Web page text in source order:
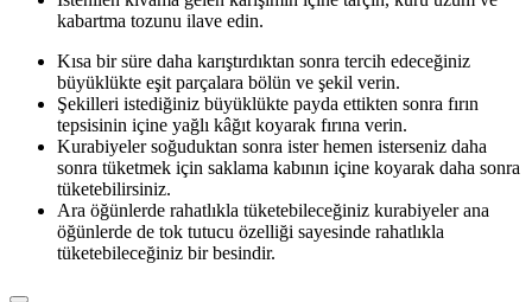
kabartma tozunu ilave edin.
Kısa bir süre daha karıştırdıktan sonra tercih edeceğiniz
büyüklükte eşit parçalara bölün ve şekil verin.
Şekilleri istediğiniz büyüklükte payda ettikten sonra fırın
tepsisinin içine yağlı kâğıt koyarak fırına verin.
Kurabiyeler soğuduktan sonra ister hemen isterseniz daha
sonra tüketmek için saklama kabının içine koyarak daha sonra
tüketebilirsiniz.
Ara öğünlerde rahatlıkla tüketebileceğiniz kurabiyeler ana
öğünlerde de tok tutucu özelliği sayesinde rahatlıkla
tüketebileceğiniz bir besindir.